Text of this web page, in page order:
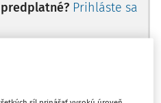
Prihláste sa
si prečítali len